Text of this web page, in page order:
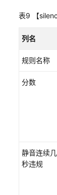
表9 【
列名
规则名称
分数
静音连续几
秒违规